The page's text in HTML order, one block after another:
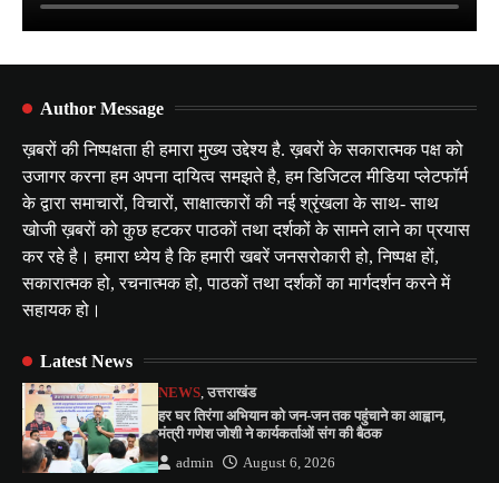
Author Message
ख़बरों की निष्पक्षता ही हमारा मुख्य उद्देश्य है. ख़बरों के सकारात्मक पक्ष को
उजागर करना हम अपना दायित्व समझते है, हम डिजिटल मीडिया प्लेटफॉर्म
के द्वारा समाचारों, विचारों, साक्षात्कारों की नई श्रृंखला के साथ- साथ
खोजी ख़बरों को कुछ हटकर पाठकों तथा दर्शकों के सामने लाने का प्रयास
कर रहे है। हमारा ध्येय है कि हमारी खबरें जनसरोकारी हो, निष्पक्ष हों,
सकारात्मक हो, रचनात्मक हो, पाठकों तथा दर्शकों का मार्गदर्शन करने में
सहायक हो।
Latest News
NEWS ,उत्तराखंड
हर घर तिरंगा अभियान को जन-जन तक पहुंचाने का आह्वान,
मंत्री गणेश जोशी ने कार्यकर्ताओं संग की बैठक
admin August 6, 2026